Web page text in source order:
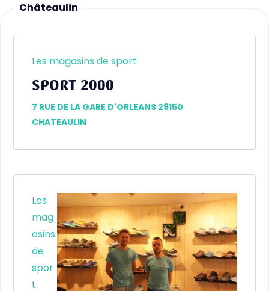
Châteaulin
Les magasins de sport
SPORT 2000
7 RUE DE LA GARE D'ORLEANS 29150
CHATEAULIN
Les
mag
asins
de
spor
t